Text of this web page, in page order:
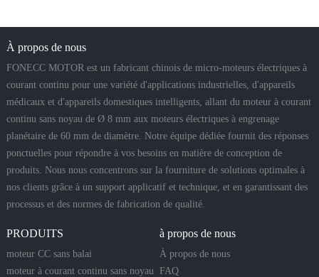
À propos de nous
FONECC MOTOR est un fabricant chinois de micro-moteurs électriques à
courant continu pour une variété d'applications industrielles, d'appareils
médicaux et d'appareils domestiques intelligents, allant du moteur à courant
continu sans noyau de Ø 8 mm aux moteurs électriques à engrenage
planétaire de 60 mm de diamètre. Notre équipe dédiée fournit des réponses
ponctuelles pour répondre à vos besoins en matière de conception de
produits. Nous nous concentrons sur la fourniture de solutions optimales à
nos clients grâce à un support applicatif et technique, et en garantissant des
processus et des normes de fabrication de qualité.
PRODUITS
moteur CC sans balai
moteur à courant continu sans noyau
à propos de nous
À propos de nous
FAQ